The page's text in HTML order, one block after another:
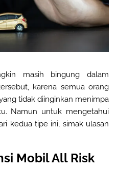
masih bingung dalam
karena semua orang
tidak diinginkan menimpa
Namun untuk mengetahui
kedua tipe ini, simak ulasan
Mobil All Risk